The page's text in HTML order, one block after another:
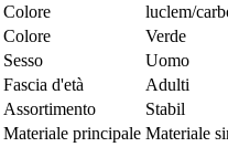
Colore
luclem/
Colore
Verde
Sesso
Uomo
Fascia d'età
Adulti
Assortimento
Stabil
Materiale principale Materiale